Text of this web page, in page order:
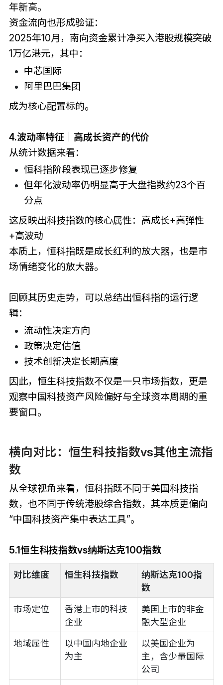
年新高。
资金流向也形成验证：
2025年10月，南向资金累计净买入港股规模突破
1万亿港元，其中：
中芯国际
阿里巴巴集团
成为核心配置标的。
4.波动率特征｜高成长资产的代价
从统计数据来看：
恒科指阶段表现已逐步修复
但年化波动率仍明显高于大盘指数约23个百
分点
这反映出科技指数的核心属性：高成长+高弹性
+高波动
本质上，恒科指既是成长红利的放大器，也是市
场情绪变化的放大器。
回顾其历史走势，可以总结出恒科指的运行逻
辑：
流动性决定方向
政策决定估值
技术创新决定长期高度
因此，恒生科技指数不仅是一只市场指数，更是
观察中国科技资产风险偏好与全球资本周期的重
要窗口。
横向对比：恒生科技指数vs其他主流指
数
从全球视角来看，恒科指既不同于美国科技指
数，也不同于传统港股综合指数，其本质更偏向
“中国科技资产集中表达工具”。
5.1恒生科技指数vs纳斯达克100指数
对比维度 恒生科技指数
纳斯达克100指
数
市场定位
香港上市的科技
企业
美国上市的非金
融大型企业
地域属性
以中国内地企业
为主
以美国企业为
主，含少量国际
公司